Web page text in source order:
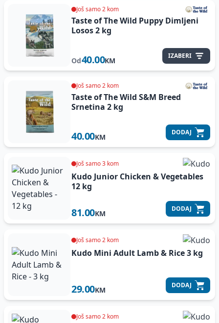
Još samo 2 kom
Taste of The Wild Puppy Dimljeni
Losos2 kg
Od40.00KM
IZABERI
Još samo 2 kom
Taste of The Wild S&M Breed
Srnetina 2 kg
40.00KM
DODAJ
Još samo 3 kom
Kudo Junior Chicken & Vegetables
12 kg
81.00KM
DODAJ
Još samo 2 kom
Kudo Mini Adult Lamb & Rice3 kg
29.00KM
DODAJ
Još samo 2 kom